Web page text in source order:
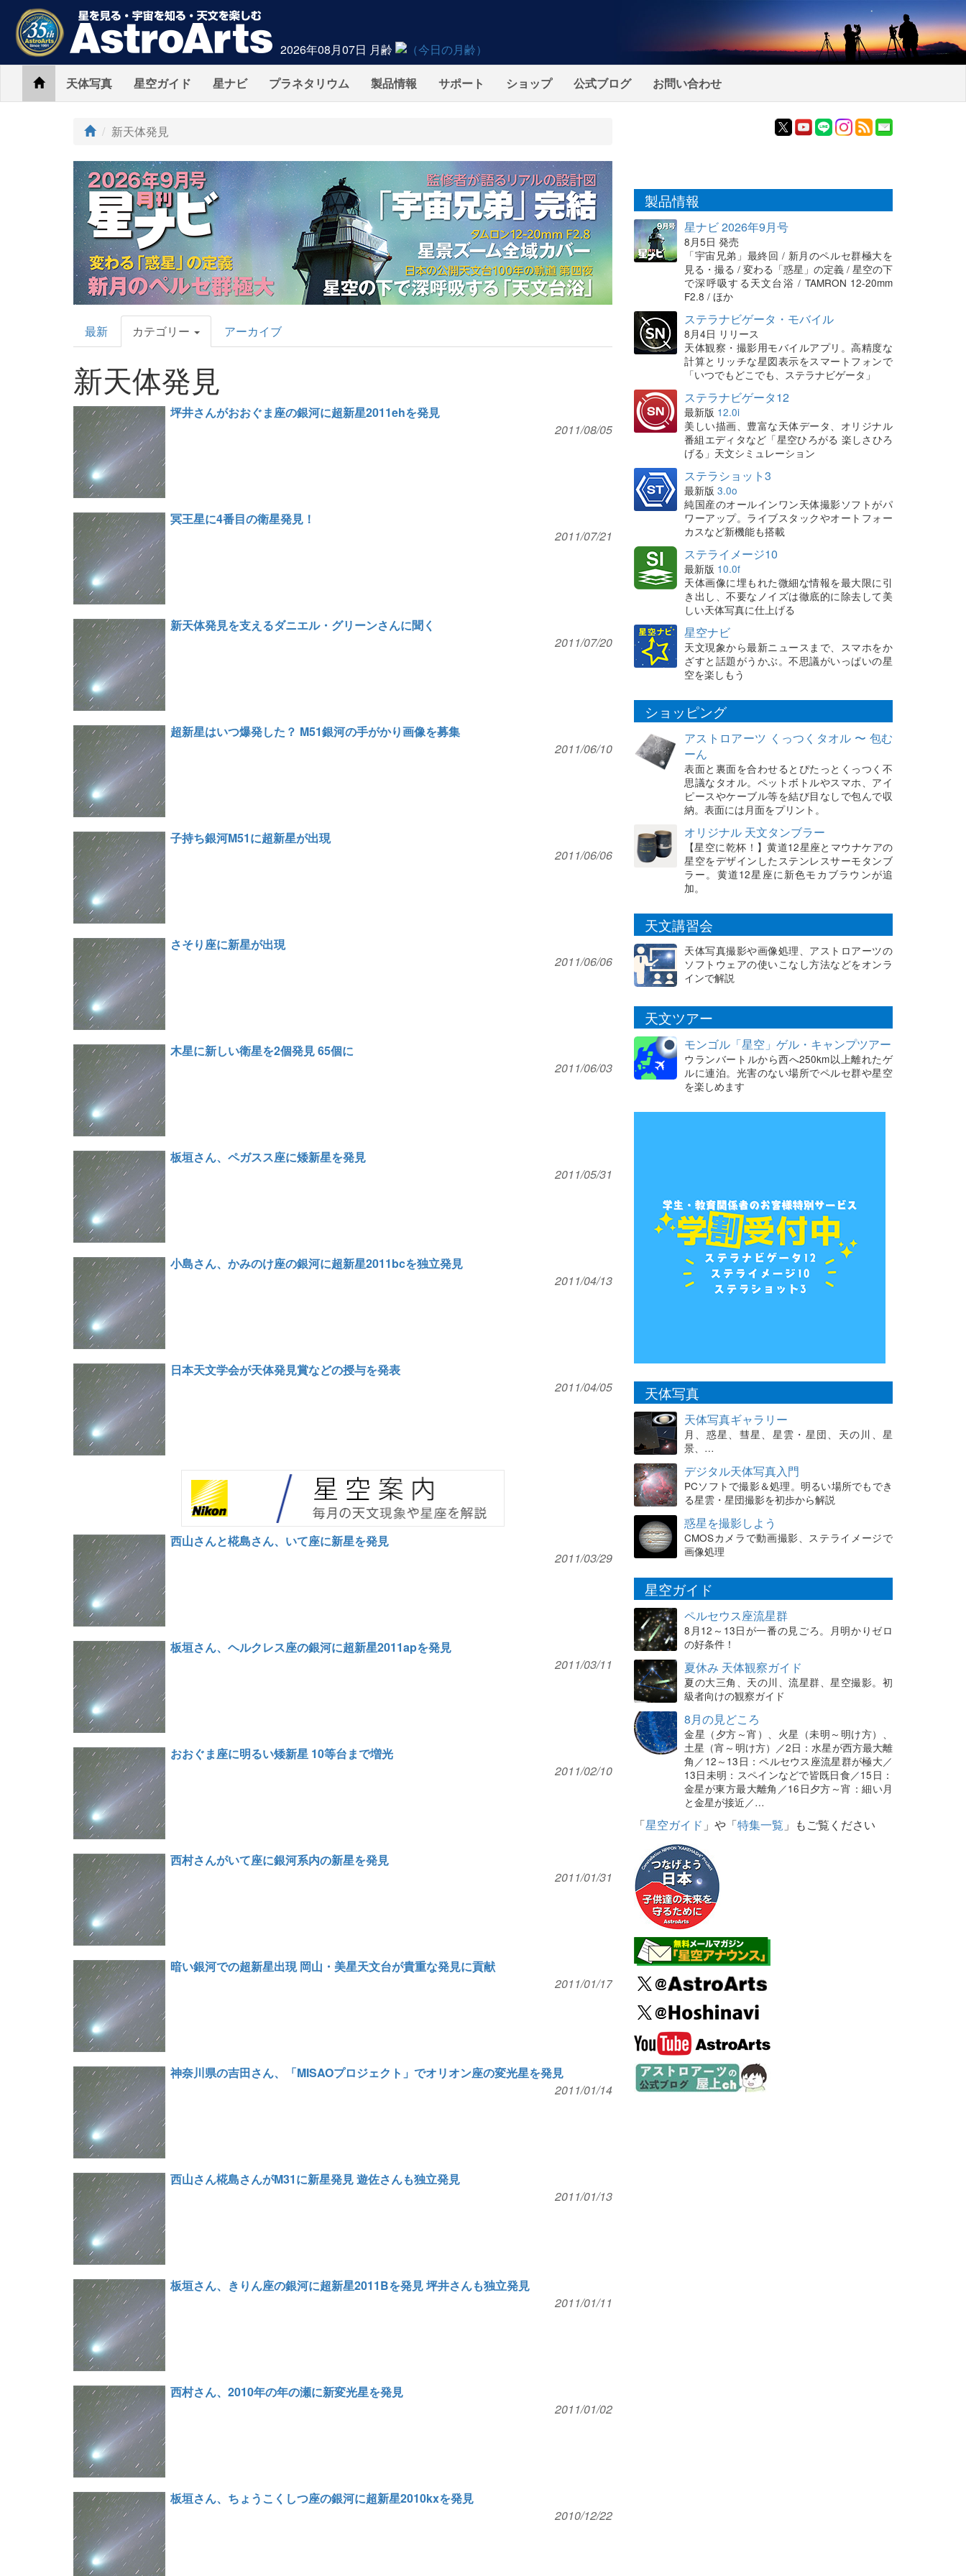
2026年08月07日 月齢
Home天体写真 星空ガイド 星ナビ プラネタリウム 製品情報 サポート ショップ 公式ブログ お問い合わせ
新天体発見
AstroArts
Topics
最新 カテゴリー アーカイブ
新天体発見
坪井さんがおおぐま座の銀河に超新星2011ehを発見
2011/08/05
冥王星に4番目の衛星発見！
2011/07/21
新天体発見を支えるダニエル・グリーンさんに聞く
2011/07/20
超新星はいつ爆発した？ M51銀河の手がかり画像を募集
2011/06/10
子持ち銀河M51に超新星が出現
2011/06/06
さそり座に新星が出現
2011/06/06
木星に新しい衛星を2個発見 65個に
2011/06/03
板垣さん、ペガスス座に矮新星を発見
2011/05/31
小島さん、かみのけ座の銀河に超新星2011bcを独立発見
2011/04/13
日本天文学会が天体発見賞などの授与を発表
2011/04/05
西山さんと椛島さん、いて座に新星を発見
2011/03/29
板垣さん、ヘルクレス座の銀河に超新星2011apを発見
2011/03/11
おおぐま座に明るい矮新星 10等台まで増光
2011/02/10
西村さんがいて座に銀河系内の新星を発見
2011/01/31
暗い銀河での超新星出現 岡山・美星天文台が貴重な発見に貢献
2011/01/17
神奈川県の吉田さん、「MISAOプロジェクト」でオリオン座の変光星を発見
2011/01/14
西山さん椛島さんがM31に新星発見 遊佐さんも独立発見
2011/01/13
板垣さん、きりん座の銀河に超新星2011Bを発見 坪井さんも独立発見
2011/01/11
西村さん、2010年の年の瀬に新変光星を発見
2011/01/02
板垣さん、ちょうこくしつ座の銀河に超新星2010kxを発見
2010/12/22
製品情報
星ナビ 2026年9月号
8月5日 発売
「宇宙兄弟」最終回 / 新月のペルセ群極大を
見る・撮る / 変わる「惑星」の定義 / 星空の下
で深呼吸する天文台浴 / TAMRON 12-20mm
F2.8 / ほか
ステラナビゲータ・モバイル
8月4日 リリース
天体観察・撮影用モバイルアプリ。高精度な
計算とリッチな星図表示をスマートフォンで
「いつでもどこでも、ステラナビゲータ」
ステラナビゲータ12
最新版 12.0i
美しい描画、豊富な天体データ、オリジナル
番組エディタなど「星空ひろがる 楽しさひろ
げる」天文シミュレーション
ステラショット3
最新版 3.0o
純国産のオールインワン天体撮影ソフトがパ
ワーアップ。ライブスタックやオートフォー
カスなど新機能も搭載
ステライメージ10
最新版 10.0f
天体画像に埋もれた微細な情報を最大限に引
き出し、不要なノイズは徹底的に除去して美
しい天体写真に仕上げる
星空ナビ
天文現象から最新ニュースまで、スマホをか
ざすと話題がうかぶ。不思議がいっぱいの星
空を楽しもう
ショッピング
アストロアーツ くっつくタオル 〜 包む
ーん
表面と裏面を合わせるとぴたっとくっつく不
思議なタオル。ペットボトルやスマホ、アイ
ピースやケーブル等を結び目なしで包んで収
納。表面には月面をプリント。
オリジナル 天文タンブラー
【星空に乾杯！】黄道12星座とマウナケアの
星空をデザインしたステンレスサーモタンブ
ラー。黄道12星座に新色モカブラウンが追
加。
天文講習会
天体写真撮影や画像処理、アストロアーツの
ソフトウェアの使いこなし方法などをオンラ
インで解説
天文ツアー
モンゴル「星空」ゲル・キャンプツアー
ウランバートルから西へ250km以上離れたゲ
ルに連泊。光害のない場所でペルセ群や星空
を楽しめます
天体写真
天体写真ギャラリー
月、惑星、彗星、星雲・星団、天の川、星
景、…
デジタル天体写真入門
PCソフトで撮影＆処理。明るい場所でもでき
る星雲・星団撮影を初歩から解説
惑星を撮影しよう
CMOSカメラで動画撮影、ステライメージで
画像処理
星空ガイド
ペルセウス座流星群
8月12～13日が一番の見ごろ。月明かりゼロ
の好条件！
夏休み 天体観察ガイド
夏の大三角、天の川、流星群、星空撮影。初
級者向けの観察ガイド
8月の見どころ
金星（夕方～宵）、火星（未明～明け方）、
土星（宵～明け方）／2日：水星が西方最大離
角／12～13日：ペルセウス座流星群が極大／
13日未明：スペインなどで皆既日食／15日：
金星が東方最大離角／16日夕方～宵：細い月
と金星が接近／…
「星空ガイド 」や「特集一覧 」もご覧ください